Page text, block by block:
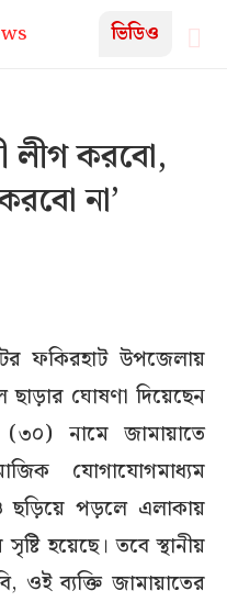
ভিডিও
লীগ করবো,
না’
ফকিরহাট উপজেলায়
ঘোষণা দিয়েছেন
নামে জামায়াতে
যোগাযোগমাধ্যম
পড়লে এলাকায়
হয়েছে। তবে স্থানীয়
ওই ব্যক্তি জামায়াতের